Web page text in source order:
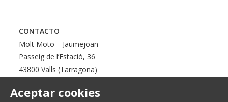
Aceptar cookies
CONTACTO
Molt Moto – Jaumejoan
Passeig de l’Estació, 36
43800 Valls (Tarragona)